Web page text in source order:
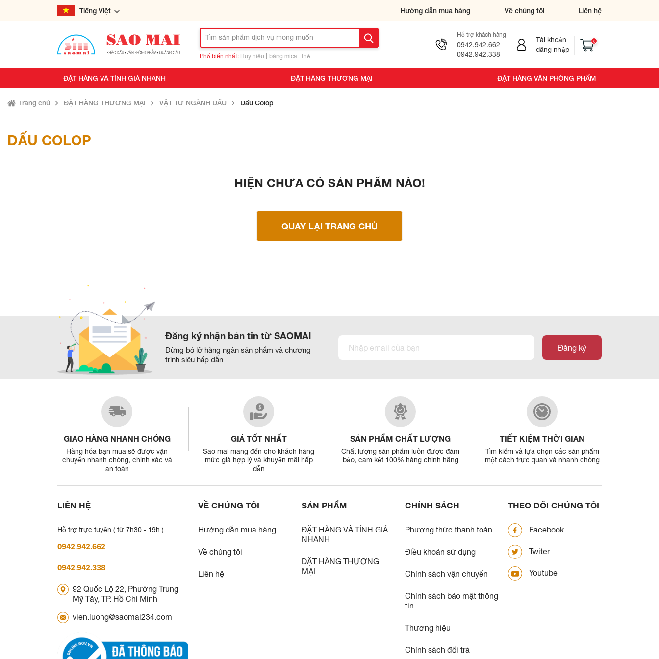
Tiếng Việt Hướng dẫn mua hàng Về chúng tôi Liên hệ
Phổ biến nhất: Huy hiệu bảng mica thẻ
Hỗ trợ khách hàng
0942.942.662
0942.942.338
Tài khoản
đăng nhập
0
ĐẶT HÀNG VÀ TÍNH GIÁ NHANH ĐẶT HÀNG THƯƠNG MẠI ĐẶT HÀNG VĂN PHÒNG PHẨM
Trang chủ ĐẶT HÀNG THƯƠNG MẠI VẬT TƯ NGÀNH DẤU Dấu Colop
DẤU COLOP
HIỆN CHƯA CÓ SẢN PHẨM NÀO!
QUAY LẠI TRANG CHỦ
Đăng ký nhận bản tin từ SAOMAI
Đừng bỏ lỡ hàng ngàn sản phẩm và chương
trình siêu hấp dẫn
Đăng ký
GIAO HÀNG NHANH CHÓNG
Hàng hóa bạn mua sẽ được vận
chuyển nhanh chóng, chính xác và
an toàn
GIÁ TỐT NHẤT
Sao mai mang đến cho khách hàng
mức giá hợp lý và khuyến mãi hấp
dẫn
SẢN PHẨM CHẤT LƯỢNG
Chất lượng sản phẩm luôn được đảm
bảo, cam kết 100% hàng chính hãng
TIẾT KIỆM THỜI GIAN
Tìm kiếm và lựa chọn các sản phẩm
một cách trực quan và nhanh chóng
LIÊN HỆ
Hỗ trợ trực tuyến ( từ 7h30 - 19h )
0942.942.662
0942.942.338
92 Quốc Lộ 22, Phường Trung
Mỹ Tây, TP. Hồ Chí Minh
vien.luong@saomai234.com
VỀ CHÚNG TÔI
Hướng dẫn mua hàng
Về chúng tôi
Liên hệ
SẢN PHẨM
ĐẶT HÀNG VÀ TÍNH GIÁ
NHANH
ĐẶT HÀNG THƯƠNG
MẠI
CHÍNH SÁCH
Phương thức thanh toán
Điều khoản sử dụng
Chính sách vận chuyển
Chính sách bảo mật thông
tin
Thương hiệu
Chính sách đổi trả
THEO DÕI CHÚNG TÔI
Facebook
Twiter
Youtube